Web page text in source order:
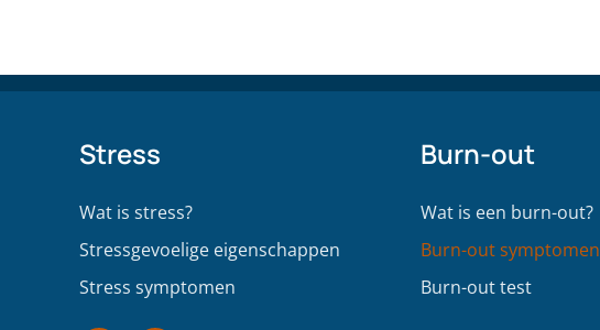
Stress
Wat is stress?
Stressgevoelige eigenschappen
Stress symptomen
Burn-out
Wat is een burn-out?
Burn-out symptomen
Burn-out test